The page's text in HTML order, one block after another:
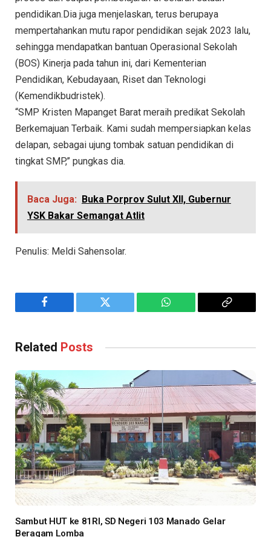
pendidikan.Dia juga menjelaskan, terus berupaya
mempertahankan mutu rapor pendidikan sejak 2023 lalu,
sehingga mendapatkan bantuan Operasional Sekolah
(BOS) Kinerja pada tahun ini, dari Kementerian
Pendidikan, Kebudayaan, Riset dan Teknologi
(Kemendikbudristek).
“SMP Kristen Mapanget Barat meraih predikat Sekolah
Berkemajuan Terbaik. Kami sudah mempersiapkan kelas
delapan, sebagai ujung tombak satuan pendidikan di
tingkat SMP,” pungkas dia.
Baca Juga:
Buka Porprov Sulut XII, Gubernur
YSK Bakar Semangat Atlit
Penulis: Meldi Sahensolar.
Facebook Twitter WhatsApp
Copy
Related Posts
Sambut HUT ke 81RI, SD Negeri 103 Manado Gelar
Beragam Lomba